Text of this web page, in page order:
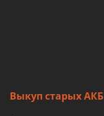
Выкуп старых АКБ